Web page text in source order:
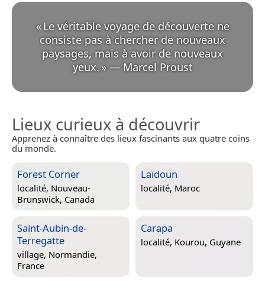
«Le véritable voyage de découverte ne
consiste pas à chercher de nouveaux
paysages, mais à avoir de nouveaux
yeux. » — Marcel Proust
Lieux curieux à découvrir
Apprenez à connaître des lieux fascinants aux quatre coins
du monde.
Forest Corner
localité, Nouveau-
Brunswick, Canada
Laïdoun
localité, Maroc
Saint-Aubin-de-
Terregatte
village, Normandie,
France
Carapa
localité, Kourou, Guyane